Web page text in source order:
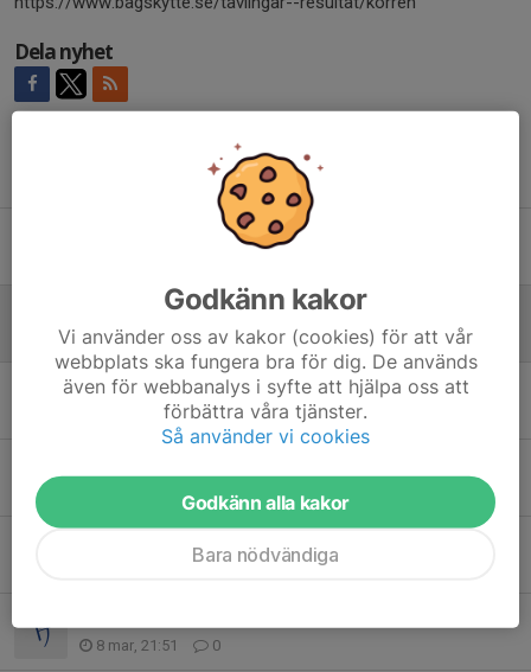
Dela nyhet
Prova-på-bågskytte
5 maj, 22:19 0
Påsklovsskytte med pyssel och fika! Lör 11 april
3 apr, 19:24 0
0
8 mar, 21:51 0
Godkänn kakor
Vi använder oss av kakor (cookies) för att vår
webbplats ska fungera bra för dig. De används
även för webbanalys i syfte att hjälpa oss att
förbättra våra tjänster.
Så använder vi cookies
Godkänn alla kakor
Bara nödvändiga